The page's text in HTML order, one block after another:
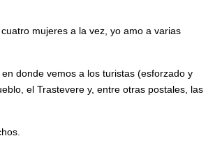
mujeres a la vez, yo amo a varias
donde vemos a los turistas (esforzado y
el Trastevere y, entre otras postales, las